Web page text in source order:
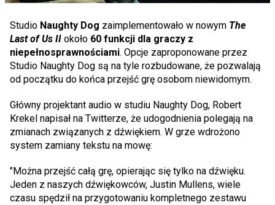
Studio Naughty Dog zaimplementowało w nowym The
Last of Us II około 60 funkcji dla graczy z
niepełnosprawnościami. Opcje zaproponowane przez
Studio Naughty Dog są na tyle rozbudowane, że pozwalają
od początku do końca przejść grę osobom niewidomym.
Główny projektant audio w studiu Naughty Dog, Robert
Krekel napisał na Twitterze, że udogodnienia polegają na
zmianach związanych z dźwiękiem. W grze wdrożono
system zamiany tekstu na mowę:
"Można przejść całą grę, opierając się tylko na dźwięku.
Jeden z naszych dźwiękowców, Justin Mullens, wiele
czasu spędził na przygotowaniu kompletnego zestawu